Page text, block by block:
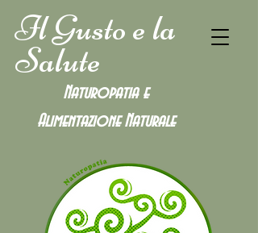
Il Gusto e la
Salute
Naturopatia e
Alimentazione Naturale